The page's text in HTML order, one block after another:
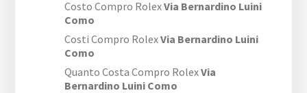
Costo Compro RolexVia Bernardino Luini
Como
Costi Compro RolexVia Bernardino Luini
Como
Quanto Costa Compro RolexVia
Bernardino Luini Como